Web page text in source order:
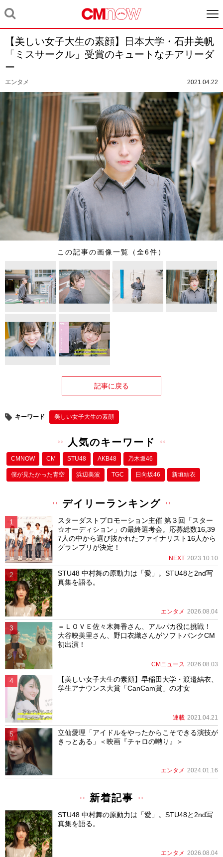
【美しい女子大生の素顔】日本大学・石井美帆
「ミスサークル」受賞のキュートなチアリーダ
ー
エンタメ 2021.04.22
この記事の画像一覧（全6件）
記事に戻る
キーワード 美しい女子大生の素顔
人気のキーワード
CMNOW CM STU48 AKB48 乃木坂46
僕が⾒たかった⻘空 浜辺美波 TGC 日向坂46 新垣結衣
デイリーランキング
スターダストプロモーション主催 第３回「スター
☆オーディション」の最終選考会。応募総数16,39
7人の中から選び抜かれたファイナリスト16人から
グランプリが決定！
NEXT 2023.10.10
STU48 中村舞の原動力は「愛」。STU48と2nd写
真集を語る。
エンタメ 2026.08.04
＝ＬＯＶＥ佐々木舞香さん、アルパカ役に挑戦！
大谷映美里さん、野口衣織さんがソフトバンクCM
初出演！
CMニュース 2026.08.03
【美しい女子大生の素顔】早稲田大学・渡邉結衣、
学生アナウンス大賞「CanCam賞」の才女
連載 2021.04.21
立仙愛理「アイドルをやったからこそできる演技が
きっとある」＜映画『チャロの囀り』＞
エンタメ 2024.01.16
新着記事
STU48 中村舞の原動力は「愛」。STU48と2nd写
真集を語る。
エンタメ 2026.08.04